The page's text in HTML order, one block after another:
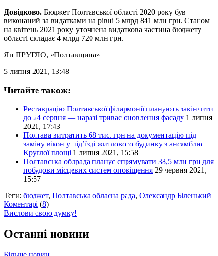
Довідково. Бюджет Полтавської області 2020 року був
виконаний за видатками на рівні 5 млрд 841 млн грн. Станом
на квітень 2021 року, уточнена видаткова частина бюджету
області складає 4 млрд 720 млн грн.
Ян ПРУГЛО, «Полтавщина»
5 липня 2021, 13:48
Читайте також:
Реставрацію Полтавської філармонії планують закінчити
до 24 серпня — наразі триває оновлення фасаду 1 липня
2021, 17:43
Полтава витратить 68 тис. грн на документацію під
заміну вікон у під’їзді житлового будинку з ансамблю
Круглої площі 1 липня 2021, 15:58
Полтавська облрада планує спрямувати 38,5 млн грн для
побудови місцевих систем оповіщення 29 червня 2021,
15:57
Теги: бюджет, Полтавська обласна рада, Олександр Біленький
Коментарі (8)
Вислови свою думку!
Останні новини
Більше новин